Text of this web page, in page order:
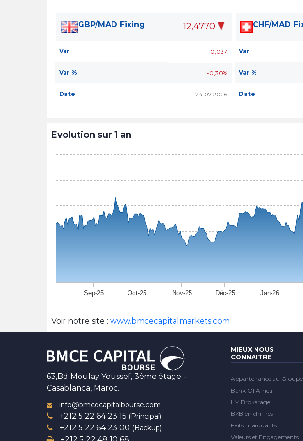
GBP/MAD Fixing 12,4770
Var -0,037
Var % -0,30%
Date 24.07.2026
CHF/MAD
Var
Var %
Date
Evolution sur 1 an
Sep-25 Oct-25 Nov-25 Déc-25 Jan-26
Voir notre site : www.bmcecapitalmarkets.com
63,Bd Moulay Youssef, 3ème étage -
Casablanca, Maroc.
info@bmcecapitalbourse.com
+212 5 22 64 23 15 (Principal)
+212 5 22 64 23 00 (Backup)
MIEUX NOUS
CONNAITRE
Appartenance au Groupe
Bank Of Africa
LM Brokerage
BKB en chiffres
Faits marquants
Valeurs et Engagements